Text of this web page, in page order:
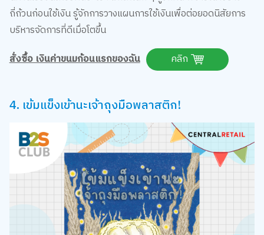
บริหารจัดการที่ดีเมื่อโตขึ้น
สั่งซื้อ เงินค่าขนมก้อนแรกของฉัน